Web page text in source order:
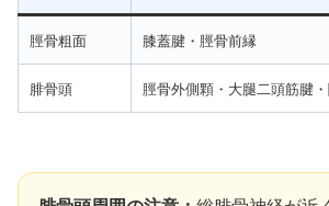
脛骨粗面 膝蓋腱・脛骨前縁
腓骨頭 脛骨外側顆・大腿二頭筋腱